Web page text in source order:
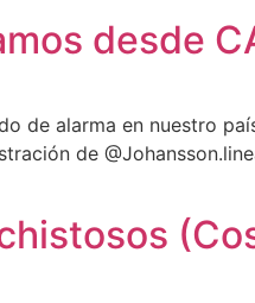
desde
de alarma en nuestro
de